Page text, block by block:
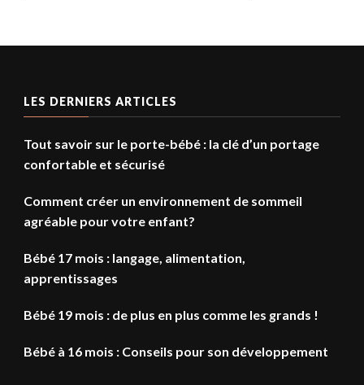
LES DERNIERS ARTICLES
Tout savoir sur le porte-bébé : la clé d’un portage
confortable et sécurisé
Comment créer un environnement de sommeil
agréable pour votre enfant?
Bébé 17 mois : langage, alimentation,
apprentissages
Bébé 19 mois : de plus en plus comme les grands !
Bébé à 16 mois : Conseils pour son développement